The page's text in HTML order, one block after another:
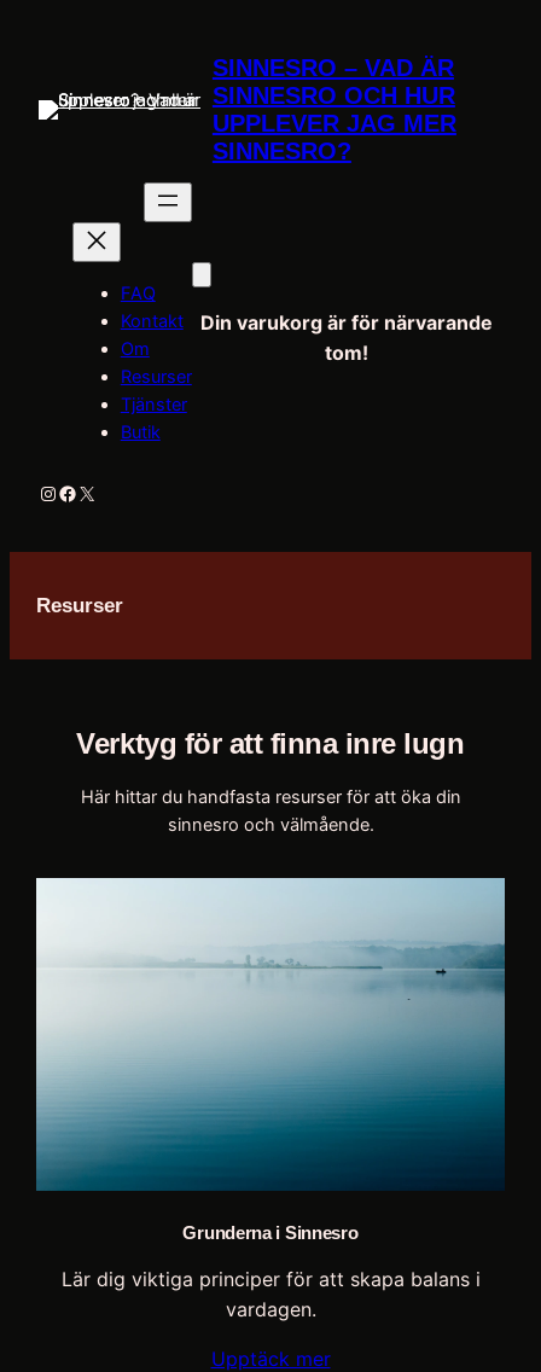
SINNESRO – VAD ÄR
SINNESRO OCH HUR
UPPLEVER JAG MER
SINNESRO?
FAQ
Kontakt
Om
Resurser
Tjänster
Butik
Din varukorg är för närvarande
tom!
Instagram
Facebook
X
Resurser
Verktyg för att finna inre lugn
Här hittar du handfasta resurser för att öka din
sinnesro och välmående.
Grunderna i Sinnesro
Lär dig viktiga principer för att skapa balans i
vardagen.
Upptäck mer